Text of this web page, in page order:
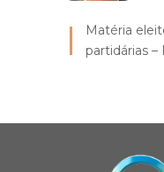
Matéria
partidárias –